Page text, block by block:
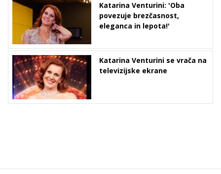
Katarina Venturini: 'Oba
povezuje brezčasnost,
eleganca in lepota!'
Katarina Venturini se vrača na
televizijske ekrane